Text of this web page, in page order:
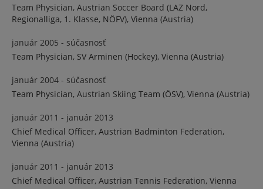
Team Physician, Austrian Soccer Board (LAZ Nord,
Regionalliga, 1. Klasse, NÖFV), Vienna (Austria)
január 2005 - súčasnosť
Team Physician, SV Arminen (Hockey), Vienna (Austria)
január 2004 - súčasnosť
Team Physician, Austrian Skiing Team (ÖSV), Vienna (Austria)
január 2011 - január 2013
Chief Medical Officer, Austrian Badminton Federation,
Vienna (Austria)
január 2011 - január 2013
Chief Medical Officer, Austrian Tennis Federation, Vienna